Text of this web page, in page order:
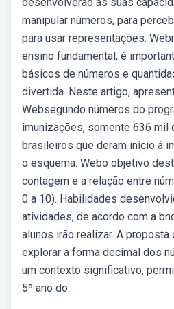
manipular números, para
para usar representações.
ensino fundamental, é
básicos de números e
divertida. Neste artigo,
Websegundo números do
imunizações, somente 636 mil
brasileiros que deram início à
o esquema. Webo objetivo
contagem e a relação entre
0 a 10). Habilidades
atividades, de acordo com a
alunos irão realizar. A proposta
explorar a forma decimal dos
um contexto significativo,
5º ano do.